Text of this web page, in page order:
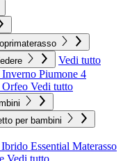
Vedi tutto
Piumone 4
Orfeo Vedi tutto
per bambini
Essential Materasso
Vedi tutto